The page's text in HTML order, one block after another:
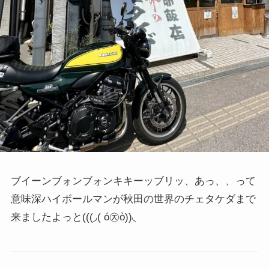
ブイーンブォンブォンキキーッブリッ、あっ、、って
意味深ハイボールマンが秋田の世界のチェタケダまで
来ましたよっと (((◞( ó㉨ò))◟